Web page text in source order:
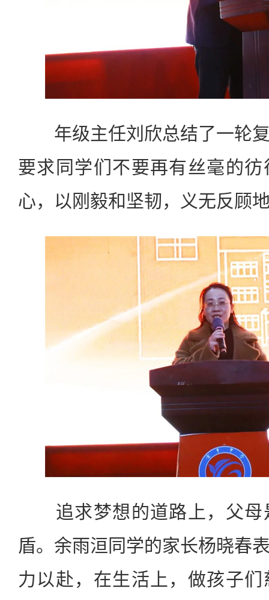
年级主任刘欣总结了一轮复
要求同学们不要再有丝毫的
心，以刚毅和坚韧，义无反顾
追求梦想的道路上，父母
盾。余雨洹同学的家长杨晓春
力以赴，在生活上，做孩子